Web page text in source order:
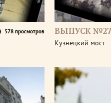
578 просмотров ВЫПУСК №27
Кузнецкий мост